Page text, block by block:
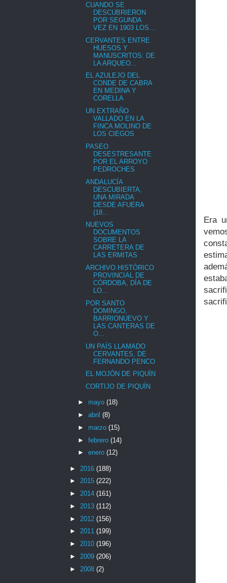
Era
CUANDO SE
DESCUBRIERON
POR SEGUNDA
VEZ EN 1903 LOS...
CERVANTES ENTRE
HUESOS Y
MANUSCRITOS: DE
LA ARQUEO...
EL AZULEJO DEL
CONDE DE CABRA
EN MEDINA Y
CORELLA
UN EXTRAÑO
VALLADO EN LA
FINCA MOLINO DE
LOS CIEGOS
PASEO
DESESTRESANTE
POR EL ARROYO
PEDROCHES
ANDALUCÍA
DESCUBIERTA,
UNA MIRADA
DESDE AFUERA
(18...
NUEVOS
DOCUMENTOS
SOBRE LA
CARRETERA DE
LAS ERMITAS
ARCHIVO HISTÓRICO
PROVINCIAL DE
CÓRDOBA, DÍA DE
LO...
POR SANTO
DOMINGO,
BARRIONUEVO Y
LAS CANTERAS DE
O...
UN PAÍS LLAMADO
CERVANTES, DE
FERNANDO PENCO
EL MOJÓN DE PIQUÍN
CORTIJO DE PIQUÍN
► mayo (18)
► abril (8)
► marzo (15)
► febrero (14)
► enero (12)
► 2016 (188)
► 2015 (222)
► 2014 (161)
► 2013 (112)
► 2012 (156)
► 2011 (199)
► 2010 (196)
► 2009 (206)
► 2008 (2)